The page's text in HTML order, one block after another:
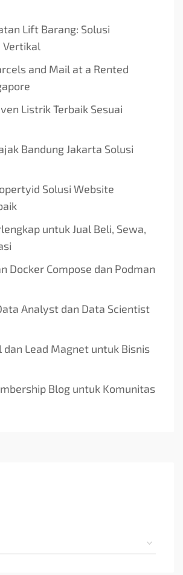
Lift Barang: Solusi
Vertikal
and Mail at a Rented
Listrik Terbaik Sesuai
Bandung Jakarta Solusi
Solusi Website
untuk Jual Beli, Sewa,
Docker Compose dan Podman
Analyst dan Data Scientist
dan Lead Magnet untuk Bisnis
Blog untuk Komunitas